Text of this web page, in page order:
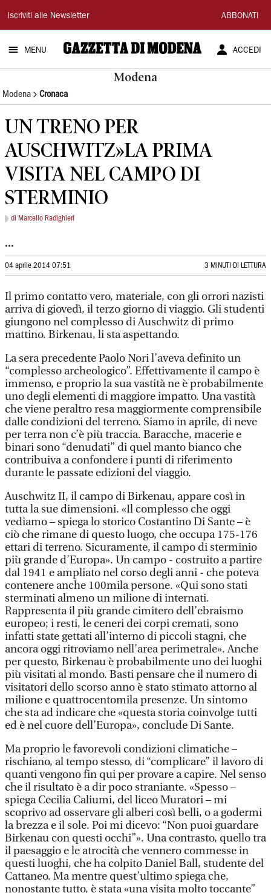
Gazzetta
di
Modena
Iscriviti alle Newsletter ABBONATI
MENU ACCEDI
Modena
Modena Cronaca
UN TRENO PER
AUSCHWITZ»LA PRIMA
VISITA NEL CAMPO DI
STERMINIO
di Marcello Radighieri
...
04 aprile 2014 07:51 3 MINUTI DI LETTURA
Il primo contatto vero, materiale, con gli orrori nazisti
arriva di giovedì, il terzo giorno di viaggio. Gli studenti
giungono nel complesso di Auschwitz di primo
mattino. Birkenau, li sta aspettando.
La sera precedente Paolo Nori l’aveva definito un
“complesso archeologico”. Effettivamente il campo è
immenso, e proprio la sua vastità ne è probabilmente
uno degli elementi di maggiore impatto. Una vastità
che viene peraltro resa maggiormente comprensibile
dalle condizioni del terreno. Siamo in aprile, di neve
per terra non c’è più traccia. Baracche, macerie e
binari sono “denudati” di quel manto bianco che
contribuiva a confondere i punti di riferimento
durante le passate edizioni del viaggio.
Auschwitz II, il campo di Birkenau, appare così in
tutta la sue dimensioni. «Il complesso che oggi
vediamo – spiega lo storico Costantino Di Sante – è
ciò che rimane di questo luogo, che occupa 175-176
ettari di terreno. Sicuramente, il campo di sterminio
più grande d’Europa». Un campo - costruito a partire
dal 1941 e ampliato nel corso degli anni - che poteva
contenere anche 100mila persone. «Qui sono stati
sterminati almeno un milione di internati.
Rappresenta il più grande cimitero dell’ebraismo
europeo; i resti, le ceneri dei corpi cremati, sono
infatti state gettati all’interno di piccoli stagni, che
ancora oggi ritroviamo nell’area perimetrale». Anche
per questo, Birkenau è probabilmente uno dei luoghi
più visitati al mondo. Basti pensare che il numero di
visitatori dello scorso anno è stato stimato attorno al
milione e quattrocentomila presenze. Un sintomo
che sta ad indicare che «questa storia coinvolge tutti
ed è nel cuore dell’Europa», conclude Di Sante.
Ma proprio le favorevoli condizioni climatiche –
rischiano, al tempo stesso, di “complicare” il lavoro di
quanti vengono fin qui per provare a capire. Nel senso
che il risultato è a dir poco straniante. «Spesso –
spiega Cecilia Caliumi, del liceo Muratori – mi
scoprivo ad osservare gli alberi così belli, o a godermi
la brezza e il sole. Poi mi dicevo: “Non puoi guardare
Birkenau con questi occhi”». Una contrasto, quello tra
il paesaggio e le atrocità che vennero commesse in
questi luoghi, che ha colpito Daniel Ball, studente del
Cattaneo. Ma mentre quest’ultimo spiega che,
nonostante tutto, è stata «una visita molto toccante”